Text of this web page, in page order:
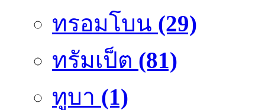
ทรอมโบน (29)
ทรัมเป็ต (81)
ทูบา (1)